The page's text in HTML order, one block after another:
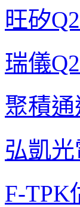
旺矽Q2
瑞儀Q2
聚積
弘凱
F-TPK